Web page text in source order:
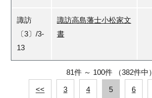
諏訪
〔3〕/3-
13
諏訪高島藩士小松家文
書
81件 ～ 100件 （382件中）
<< 3 4 5 6